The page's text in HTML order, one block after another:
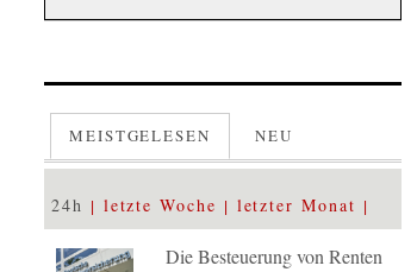
MEISTGELESEN NEU
24h letzte Woche letzter Monat
Die Besteuerung von Renten